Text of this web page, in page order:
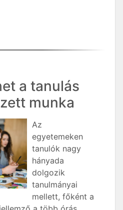
a tanulás
munka
Az
egyetemeken
tanulók nagy
hányada
dolgozik
tanulmányai
mellett, főként a